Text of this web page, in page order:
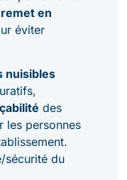
en
éviter
nuisibles
des
les personnes
sécurité du